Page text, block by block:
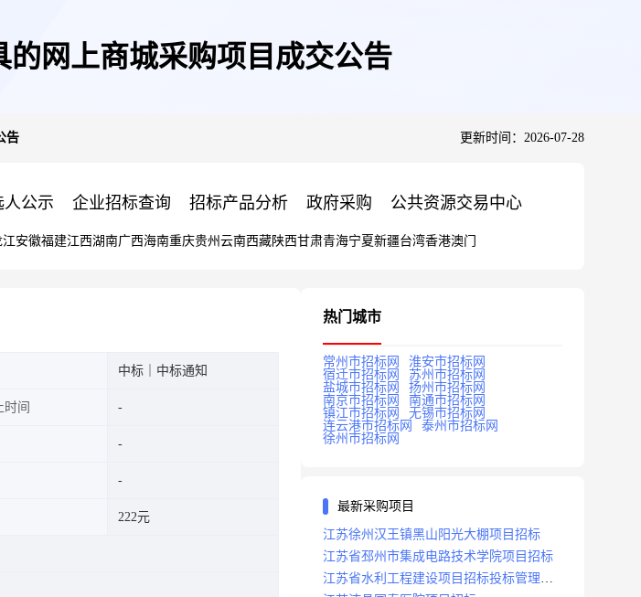
网上商城采购项目成交公告
告 更新时间：2026-07-28
人公示 企业招标查询 招标产品分析 政府采购 公共资源交易中心
安徽福建江西湖南广西海南重庆贵州 云南西藏陕西甘肃青海宁夏新疆台湾香港澳门
中标｜中标通知
间
222元
热门城市
常州市招标网
淮安市招标网
宿迁市招标网
苏州市招标网
盐城市招标网
扬州市招标网
南京市招标网
南通市招标网
镇江市招标网
无锡市招标网
连云港市招标网
泰州市招标网
徐州市招标网
最新采购项目
江苏徐州汉王镇黑山阳光大棚项目招标
江苏省邳州市集成电路技术学院项目招标
江苏省水利工程建设项目招标投标管理办